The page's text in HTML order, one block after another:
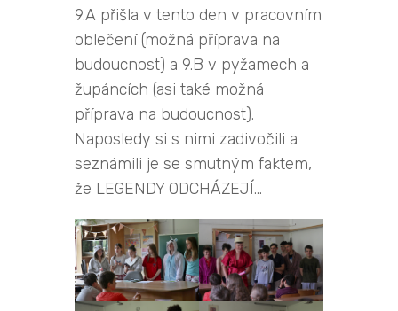
9.A přišla v tento den v pracovním
oblečení (možná příprava na
budoucnost) a 9.B v pyžamech a
župáncích (asi také možná
příprava na budoucnost).
Naposledy si s nimi zadivočili a
seznámili je se smutným faktem,
že LEGENDY ODCHÁZEJÍ…